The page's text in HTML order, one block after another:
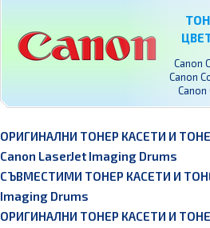
Canon
Canon
ОРИГИНАЛНИ ТОНЕР КАСЕТИ И
Canon LaserJet Imaging Drums
СЪВМЕСТИМИ ТОНЕР КАСЕТИ И
Imaging Drums
ОРИГИНАЛНИ ТОНЕР КАСЕТИ И